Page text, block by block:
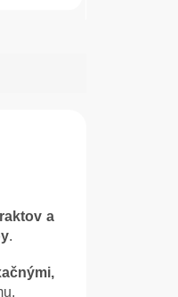
a
.